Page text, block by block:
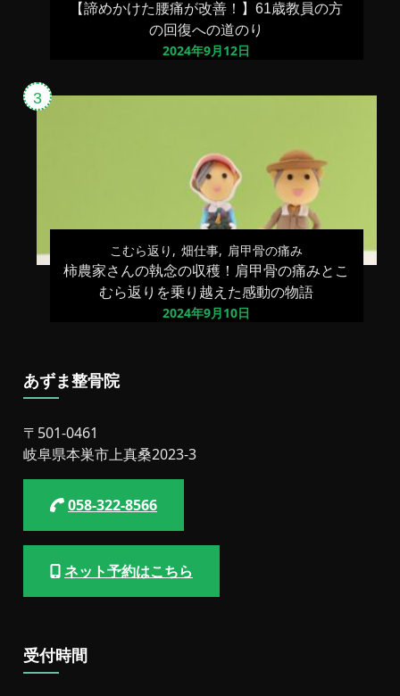
【諦めかけた腰痛が改善！】61歳教員の方
の回復への道のり
2024年9月12日
こむら返り 畑仕事 肩甲骨の痛み
柿農家さんの執念の収穫！肩甲骨の痛みとこ
むら返りを乗り越えた感動の物語
2024年9月10日
あずま整骨院
〒501-0461
岐阜県本巣市上真桑2023-3
058-322-8566
ネット予約はこちら
受付時間